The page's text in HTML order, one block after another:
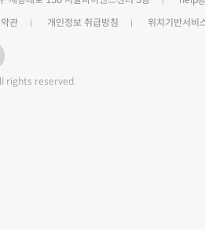
관 개인정보 취급방침 위치기반서비
rights reserved.